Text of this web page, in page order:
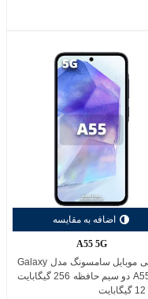
اضافه به مقایسه
A55 5G
گوشی موبایل سامسونگ مدل Galaxy
A55 5G دو سیم حافظه 256 گیگابایت